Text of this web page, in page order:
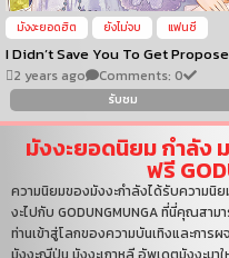
มังงะยอดฮิต ยังไม่จบ แฟนซี
I Didn’t Save You To Get
2 years ago Comments: 0
รับชม
มังงะยอดนิยม กำลัง
ฟรี
ความนิยมของมังงะกำลังได้รับความนิ
งะไปกับ GODUNGMUNGA ที่นี่คุณสา
ท่านเข้าสู่โลกของความบันเทิงและการ